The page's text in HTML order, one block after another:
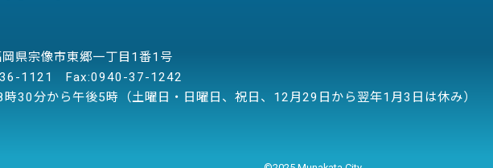
県宗像市東郷一丁目1番1号
1121
Fax:0940-37-1242
時30分から午後5時（土曜日・日曜日、祝日、12月29日から翌年1月3日は休み）